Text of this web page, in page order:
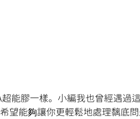
能膠一樣。小編我也曾經遇過
望能夠讓你更輕鬆地處理黐底